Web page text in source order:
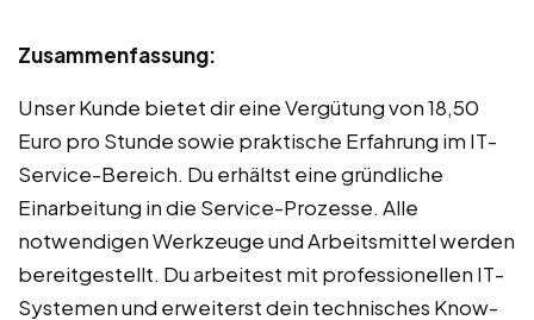
Zusammenfassung:
Unser Kunde bietet dir eine Vergütung von 18,50
Euro pro Stunde sowie praktische Erfahrung im IT-
Service-Bereich. Du erhältst eine gründliche
Einarbeitung in die Service-Prozesse. Alle
notwendigen Werkzeuge und Arbeitsmittel werden
bereitgestellt. Du arbeitest mit professionellen IT-
Systemen und erweiterst dein technisches Know-